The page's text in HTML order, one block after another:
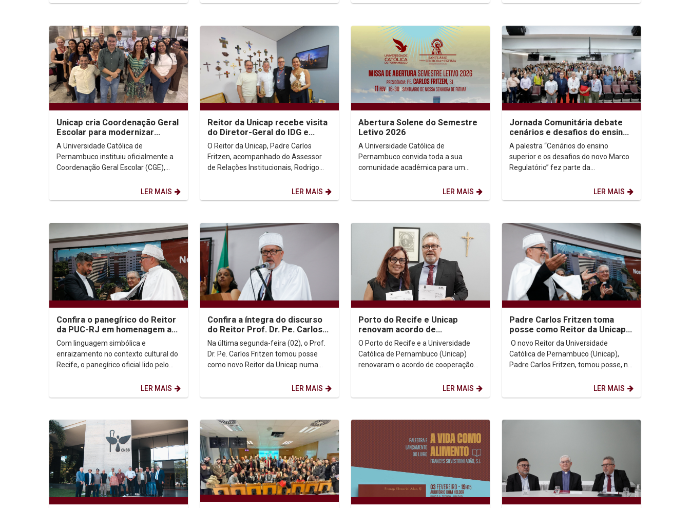
Unicap cria Coordenação Geral
Escolar para modernizar
processos acadêmicos e
ampliar o uso de IA...
A Universidade Católica de
Pernambuco instituiu oficialmente a
Coordenação Geral Escolar (CGE),
vinculada à Pró-reitoria de...LER MAIS
Reitor da Unicap recebe visita
do Diretor-Geral do IDG e
Diretora do Paço do Frevo
O Reitor da Unicap, Padre Carlos
Fritzen, acompanhado do Assessor
de Relações Institucionais, Rodrigo
LER MAIS
Abertura Solene do Semestre
Letivo 2026
A Universidade Católica de
Pernambuco convida toda a sua
comunidade acadêmica para um
nós...
LER MAIS
Jornada Comunitária debate
cenários e desafios do ensino
superior
A palestra “Cenários do ensino
superior e os desafios do novo Marco
Regulatório” fez parte da
Comunitária, evento voltado à...LER MAIS
Confira o panegírico do Reitor
da PUC-RJ em homenagem ao
Reitor Padre Carlos Fritzen
Com linguagem simbólica e
enraizamento no contexto cultural do
Recife, o panegírico oficial lido pelo
LER MAIS
Confira a íntegra do discurso
do Reitor Prof. Dr. Pe. Carlos
Fritzen
Na última segunda-feira (02), o Prof.
Dr. Pe. Carlos Fritzen tomou posse
como novo Reitor da Unicap numa
LER MAIS
Porto do Recife e Unicap
renovam acordo de
cooperação para fortalecer
inovação e formação
acadêmica
O Porto do Recife e a Universidade
Católica de Pernambuco (Unicap)
renovaram o acordo de cooperação
LER MAIS
Padre Carlos Fritzen toma
posse como Reitor da Unicap e
assina convênio com a PUC-
Rio
O novo Reitor da Universidade
Católica de Pernambuco (Unicap),
Padre Carlos Fritzen, tomou posse, na
LER MAIS